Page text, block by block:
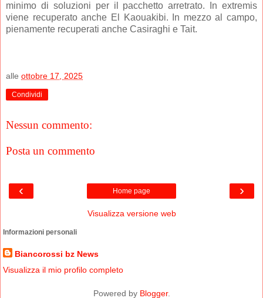
minimo di soluzioni per il pacchetto arretrato. In extremis
viene recuperato anche El Kaouakibi. In mezzo al campo,
pienamente recuperati anche Casiraghi e Tait.
alle ottobre 17, 2025
Condividi
Nessun commento:
Posta un commento
‹ ›
Home page
Visualizza versione web
Informazioni personali
Biancorossi bz News
Visualizza il mio profilo completo
Powered by Blogger.